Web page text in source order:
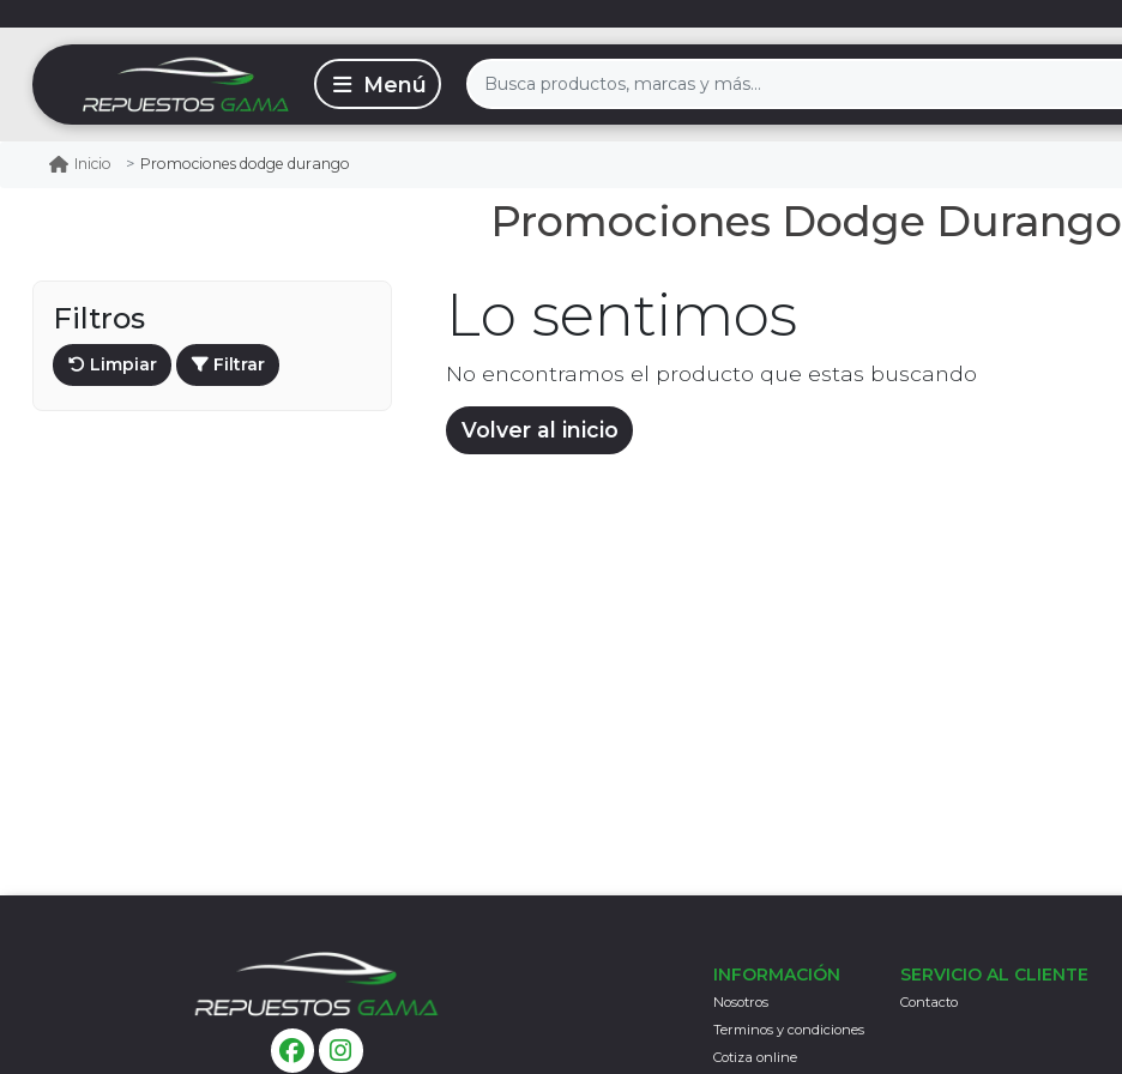
Inicio Promociones dodge durango
Promociones Dodge Durango
Filtros
Limpiar Filtrar
Lo sentimos
No encontramos el producto que estas buscando
Volver al inicio
INFORMACIÓN
Nosotros
Terminos y condiciones
Cotiza online
SERVICIO AL CLIENTE
Contacto